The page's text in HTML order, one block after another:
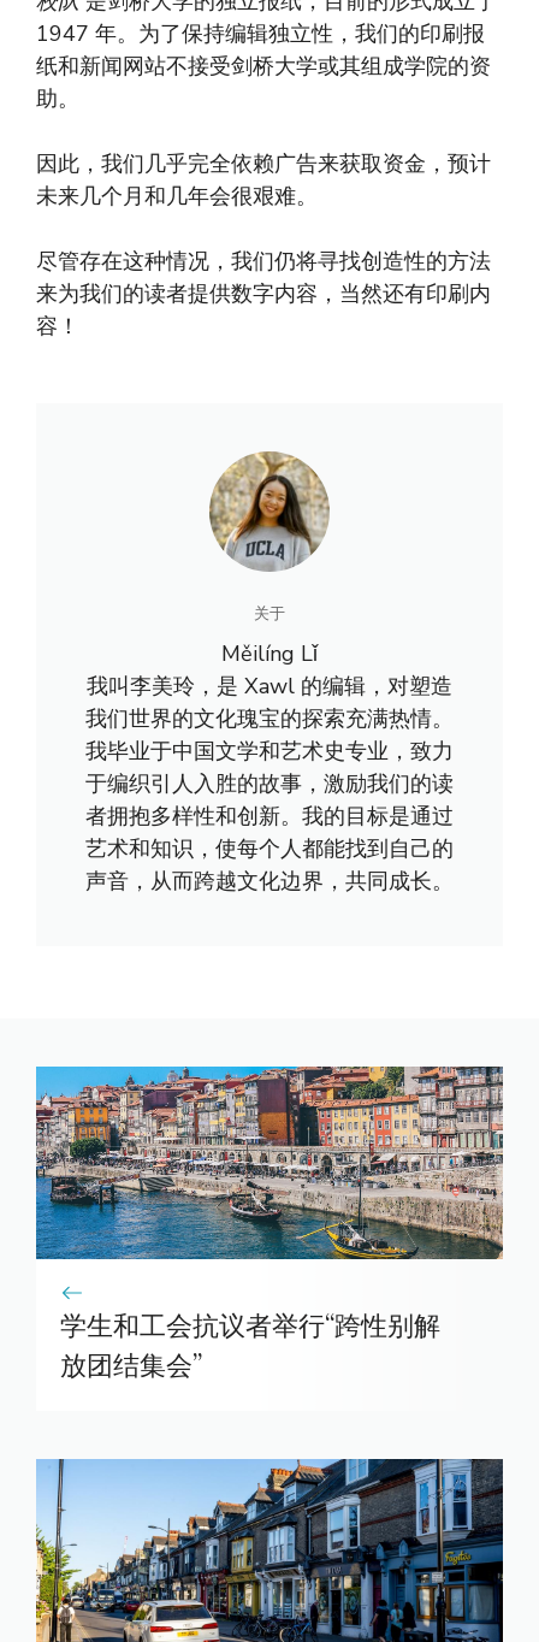
1947 年。为了保持编辑独立性，我们的印刷报
纸和新闻网站不接受剑桥大学或其组成学院的资
助。
因此，我们几乎完全依赖广告来获取资金，预计
未来几个月和几年会很艰难。
尽管存在这种情况，我们仍将寻找创造性的方法
来为我们的读者提供数字内容，当然还有印刷内
容！
关于
Měilíng Lǐ
我叫李美玲，是 Xawl 的编辑，对塑造
我们世界的文化瑰宝的探索充满热情。
我毕业于中国文学和艺术史专业，致力
于编织引人入胜的故事，激励我们的读
者拥抱多样性和创新。我的目标是通过
艺术和知识，使每个人都能找到自己的
声音，从而跨越文化边界，共同成长。
学生和工会抗议者举行“跨性别解
放团结集会”